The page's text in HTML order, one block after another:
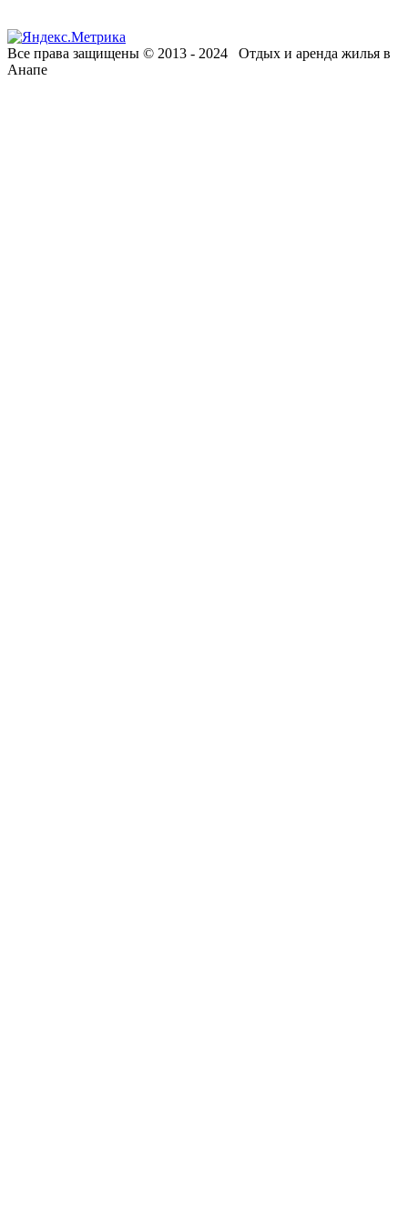
Все права защищены © 2013 - 2024 Отдых и аренда жилья в
Анапе